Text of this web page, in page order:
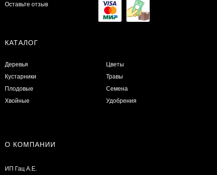
Оставьте отзыв
КАТАЛОГ
Деревья
Кустарники
Плодовые
Хвойные
Цветы
Травы
Семена
Удобрения
О КОМПАНИИ
ИП Гац А.Е.